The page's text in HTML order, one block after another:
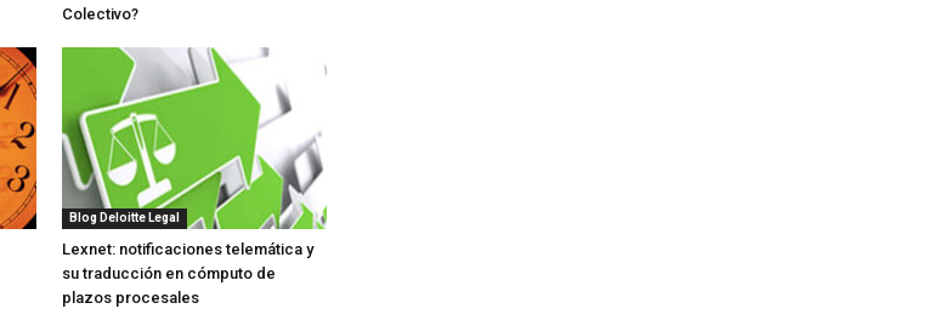
Colectivo?
Blog Deloitte Legal
Lexnet: notificaciones telemática y
su traducción en cómputo de
plazos procesales